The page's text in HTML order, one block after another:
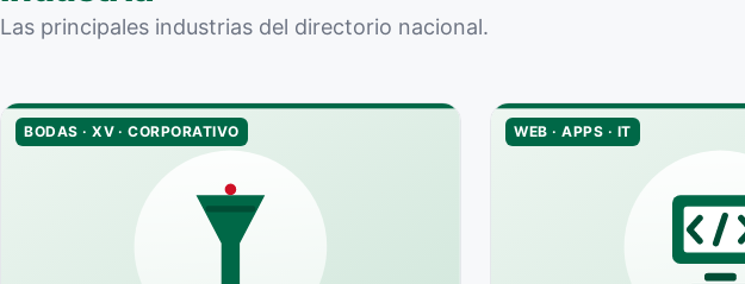
Las principales industrias del directorio nacional.
BODAS · XV · CORPORATIVO WEB · APPS · IT